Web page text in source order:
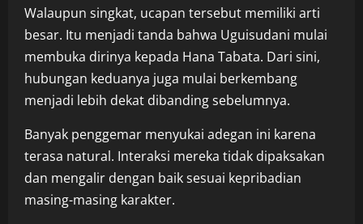
Walaupun singkat, ucapan tersebut memiliki arti
besar. Itu menjadi tanda bahwa Uguisudani mulai
membuka dirinya kepada Hana Tabata. Dari sini,
hubungan keduanya juga mulai berkembang
menjadi lebih dekat dibanding sebelumnya.
Banyak penggemar menyukai adegan ini karena
terasa natural. Interaksi mereka tidak dipaksakan
dan mengalir dengan baik sesuai kepribadian
masing-masing karakter.